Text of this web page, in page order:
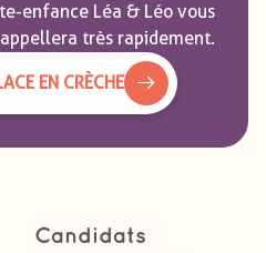
enfance Léa & Léo vous
très rapidement.
EN CRÈCHE
Candidats